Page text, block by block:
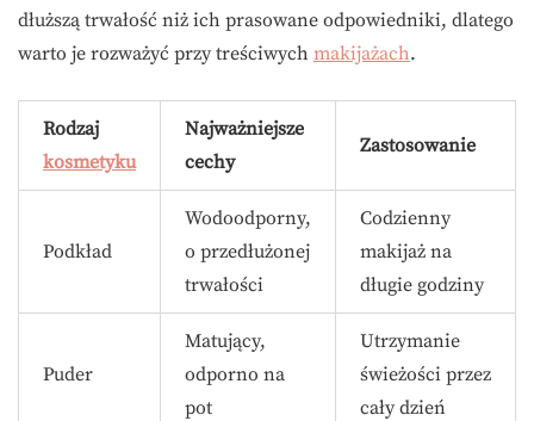
dłuższą trwałość niż ich prasowane odpowiedniki, dlatego
warto je rozważyć przy treściwych makijażach.
Rodzaj
kosmetyku
Najważniejsze
cechy
Zastosowanie
Podkład
Wodoodporny,
o przedłużonej
trwałości
Codzienny
makijaż na
długie godziny
Puder
Matujący,
odporno na
pot
Utrzymanie
świeżości przez
cały dzień